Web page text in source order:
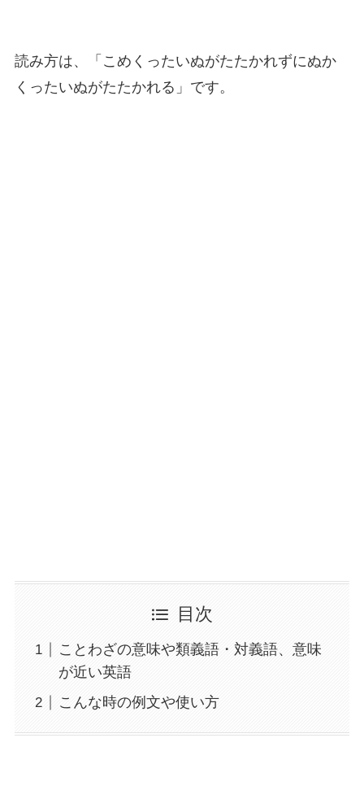
読み方は、「こめくったいぬがたたかれずにぬか
くったいぬがたたかれる」です。
目次
ことわざの意味や類義語・対義語、意味
が近い英語
こんな時の例文や使い方